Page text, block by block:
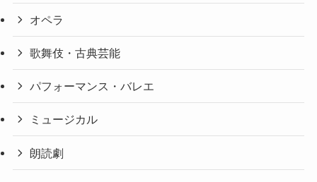
オペラ
歌舞伎・古典芸能
パフォーマンス・バレエ
ミュージカル
朗読劇